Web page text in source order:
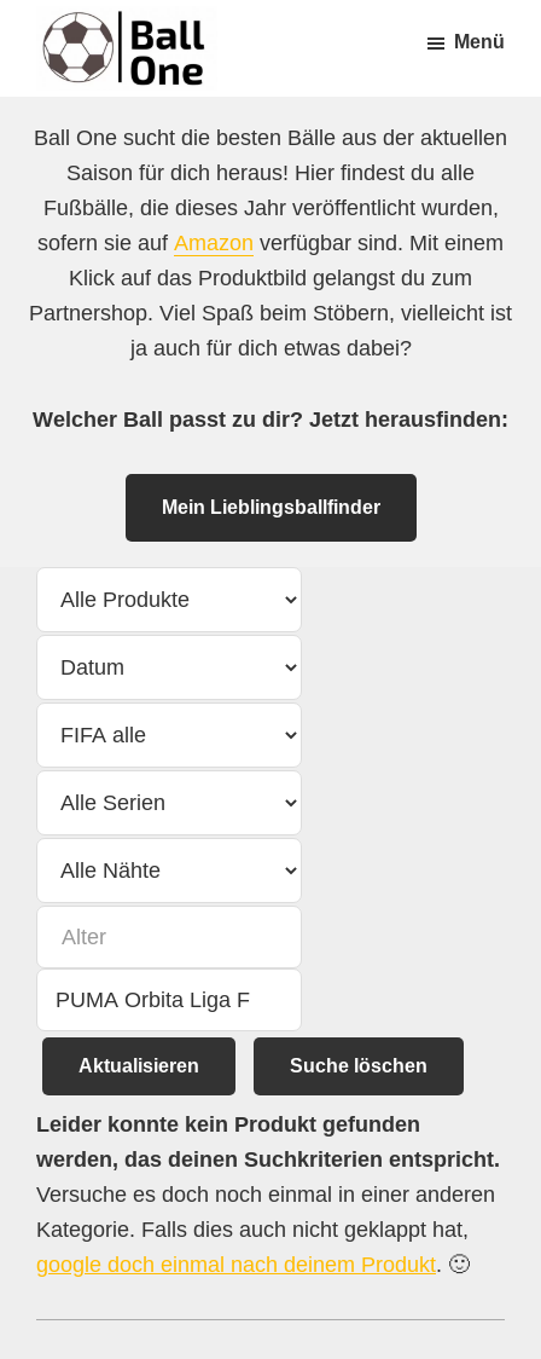
Inhalt
springen
Fußzeile
springen
One
Fußball!
Menü
Ball One sucht die besten Bälle aus der aktuellen
Saison für dich heraus! Hier findest du alle
Fußbälle, die dieses Jahr veröffentlicht wurden,
sofern sie auf Amazon verfügbar sind. Mit einem
Klick auf das Produktbild gelangst du zum
Partnershop. Viel Spaß beim Stöbern, vielleicht ist
ja auch für dich etwas dabei?
Welcher Ball passt zu dir? Jetzt herausfinden:
Mein Lieblingsballfinder
Aktualisieren Suche löschen
Leider konnte kein Produkt gefunden
werden, das deinen Suchkriterien entspricht.
Versuche es doch noch einmal in einer anderen
Kategorie. Falls dies auch nicht geklappt hat,
google doch einmal nach deinem Produkt. 🙂